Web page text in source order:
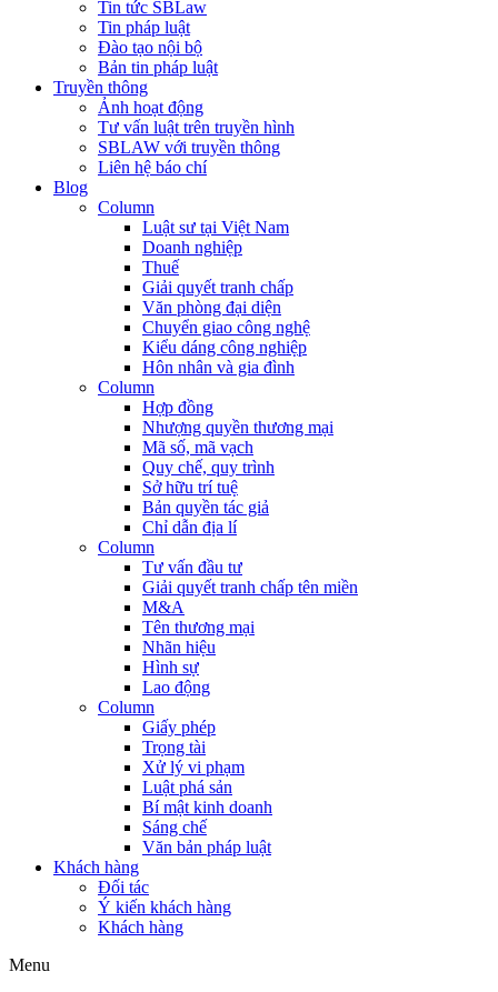
Tin tức SBLaw
Tin pháp luật
Đào tạo nội bộ
Bản tin pháp luật
Truyền thông
Ảnh hoạt động
Tư vấn luật trên truyền hình
SBLAW với truyền thông
Liên hệ báo chí
Blog
Column
Luật sư tại Việt Nam
Doanh nghiệp
Thuế
Giải quyết tranh chấp
Văn phòng đại diện
Chuyển giao công nghệ
Kiểu dáng công nghiệp
Hôn nhân và gia đình
Column
Hợp đồng
Nhượng quyền thương mại
Mã số, mã vạch
Quy chế, quy trình
Sở hữu trí tuệ
Bản quyền tác giả
Chỉ dẫn địa lí
Column
Tư vấn đầu tư
Giải quyết tranh chấp tên miền
M&A
Tên thương mại
Nhãn hiệu
Hình sự
Lao động
Column
Giấy phép
Trọng tài
Xử lý vi phạm
Luật phá sản
Bí mật kinh doanh
Sáng chế
Văn bản pháp luật
Khách hàng
Đối tác
Ý kiến khách hàng
Khách hàng
Menu